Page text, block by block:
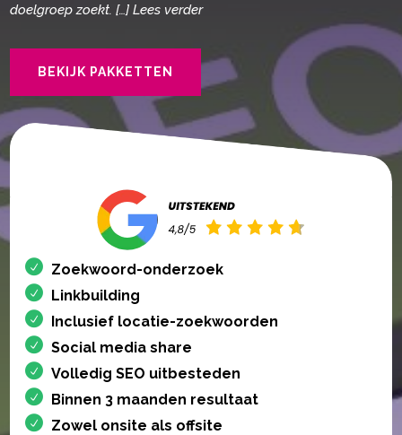
doelgroep zoekt. […] Lees verder
BEKIJK PAKKETTEN
Zoekwoord-onderzoek
Linkbuilding
Inclusief locatie-zoekwoorden
Social media share
Volledig SEO uitbesteden
Binnen 3 maanden resultaat
Zowel onsite als offsite